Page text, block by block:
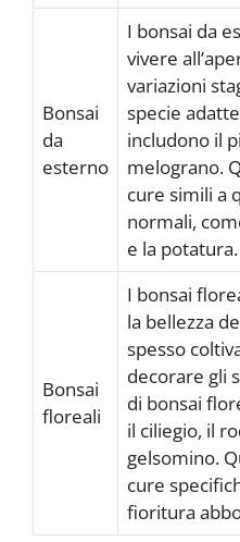
Bonsai
da
esterno
I bonsai da
vivere
variazioni
specie
includono il
melograno.
cure simili a
normali,
e la potatura.
Bonsai
floreali
I bonsai
la bellezza
spesso
decorare gli
di bonsai
il ciliegio, il
gelsomino.
cure
fioritura